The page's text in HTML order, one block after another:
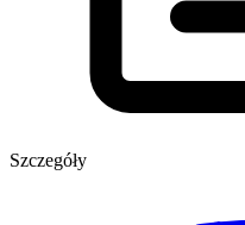
Szczegóły